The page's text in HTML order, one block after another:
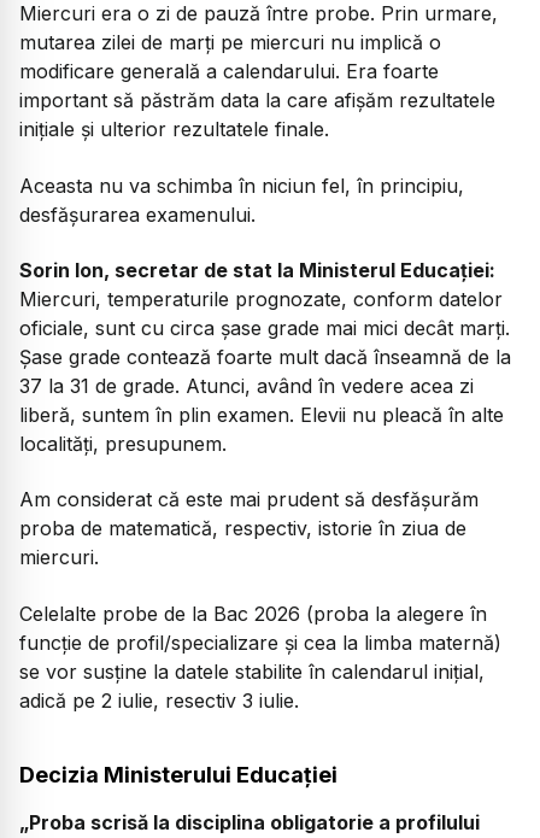
Miercuri era o zi de pauză între probe. Prin urmare,
mutarea zilei de marți pe miercuri nu implică o
modificare generală a calendarului. Era foarte
important să păstrăm data la care afișăm rezultatele
inițiale și ulterior rezultatele finale.
Aceasta nu va schimba în niciun fel, în principiu,
desfășurarea examenului.
Sorin Ion, secretar de stat la Ministerul Educației:
Miercuri, temperaturile prognozate, conform datelor
oficiale, sunt cu circa șase grade mai mici decât marți.
Șase grade contează foarte mult dacă înseamnă de la
37 la 31 de grade. Atunci, având în vedere acea zi
liberă, suntem în plin examen. Elevii nu pleacă în alte
localități, presupunem.
Am considerat că este mai prudent să desfășurăm
proba de matematică, respectiv, istorie în ziua de
miercuri.
Celelalte probe de la Bac 2026 (proba la alegere în
funcție de profil/specializare și cea la limba maternă)
se vor susține la datele stabilite în calendarul inițial,
adică pe 2 iulie, resectiv 3 iulie.
Decizia Ministerului Educației
„Proba scrisă la disciplina obligatorie a profilului